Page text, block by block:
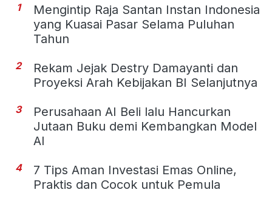
1
Mengintip Raja Santan Instan Indonesia
yang Kuasai Pasar Selama Puluhan
Tahun
2
Rekam Jejak Destry Damayanti dan
Proyeksi Arah Kebijakan BI Selanjutnya
3
Perusahaan AI Beli lalu Hancurkan
Jutaan Buku demi Kembangkan Model
AI
4
7 Tips Aman Investasi Emas Online,
Praktis dan Cocok untuk Pemula